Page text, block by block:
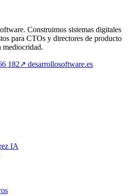
Construimos sistemas digitales
para CTOs y directores de producto
mediocridad.
182↗ desarrollosoftware.es
IA